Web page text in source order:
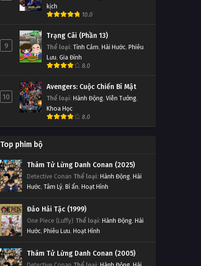
kịch
10.0
9
Trạng Cãi (Phần 13)
Thể loại: Tình Cảm, Hài Hước, Phiêu
Lưu, Gia Đình
8.0
10
Avengers: Cuộc Chiến Bí Mật
Thể loại: Hành Động, Viễn Tưởng,
Khoa Học
8.0
Top phim bộ
Thám Tử Lừng Danh Conan (2025)
Detective Conan Thể loại: Hành Động, Hài
Hước, Tâm Lý, Bí ẩn, Hoạt Hình
Đảo Hải Tặc (1999)
One Piece (Luffy) Thể loại: Hành Động, Hài
Hước, Phiêu Lưu, Hoạt Hình
Thám Tử Lừng Danh Conan (2005)